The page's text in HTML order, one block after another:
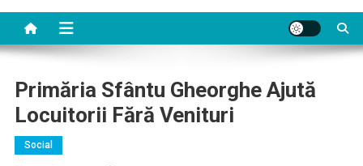
Primăria Sfântu Gheorghe Ajută
Locuitorii Fără Venituri
Social